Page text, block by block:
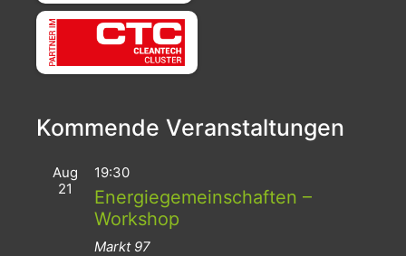
Kommende Veranstaltungen
Aug
21
19:30
Energiegemeinschaften –
Workshop
Markt 97